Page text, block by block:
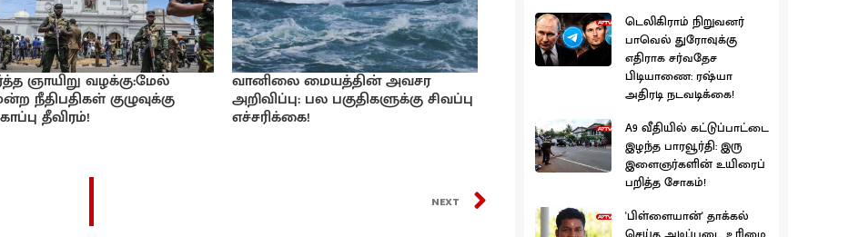
ஞாயிறு வழக்கு:மேல்
நீதிபதிகள் குழுவுக்கு
தீவிரம்!
வானிலை மையத்தின் அவசர
அறிவிப்பு: பல பகுதிகளுக்கு சிவப்பு
எச்சரிக்கை!
NEXT
டெலிகிராம் நிறுவனர்
பாவெல் துரோவுக்கு
எதிராக சர்வதேச
பிடியாணை: ரஷ்யா
அதிரடி நடவடிக்கை!
A9 வீதியில் கட்டுப்பாட்டை
இழந்த பாரவூர்தி: இரு
இளைஞர்களின் உயிரைப்
பறித்த சோகம்!
'பிள்ளையான்' தாக்கல்